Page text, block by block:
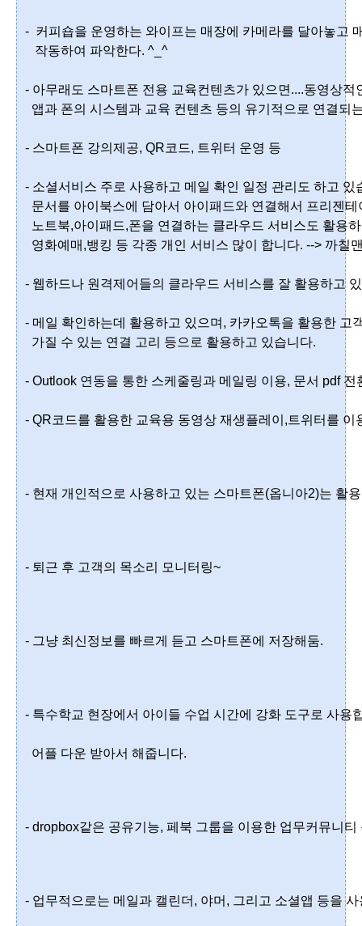
-  커피숍을 운영하는 와이프는 매장에 카메라를 달아놓고
   작동하여 파악한다. ^_^
- 아무래도 스마트폰 전용 교육컨텐츠가 있으면....동영상적
앱과 폰의 시스템과 교육 컨텐츠 등의 유기적으로 연결되는
- 스마트폰 강의제공, QR코드, 트위터 운영 등
- 소셜서비스 주로 사용하고 메일 확인 일정 관리도 하고 있
문서를 아이북스에 담아서 아이패드와 연결해서 프리젠
노트북,아이패드,폰을 연결하는 클라우드 서비스도 활용
영화예매,뱅킹 등 각종 개인 서비스 많이 합니다. --> 까칠
- 웹하드나 원격제어들의 클라우드 서비스를 잘 활용하고
- 메일 확인하는데 활용하고 있으며, 카카오톡을 활용한
  가질 수 있는 연결 고리 등으로 활용하고 있습니다.
- Outlook 연동을 통한 스케줄링과 메일링 이용, 문서 pdf 전
- QR코드를 활용한 교육용 동영상 재생플레이,트위터를 이
- 현재 개인적으로 사용하고 있는 스마트폰(옵니아2)는 활
- 퇴근 후 고객의 목소리 모니터링~
- 그냥 최신정보를 빠르게 듣고 스마트폰에 저장해둠.
- 특수학교 현장에서 아이들 수업 시간에 강화 도구로 사용
  어플 다운 받아서 해줍니다.
- dropbox같은 공유기능, 페북 그룹을 이용한 업무커뮤니티
- 업무적으로는 메일과 캘린더, 야머, 그리고 소셜앱 등을